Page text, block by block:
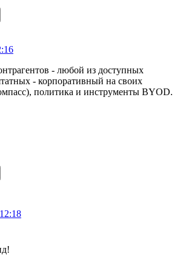
- любой из доступных
- корпоративный на своих
политика и инструменты BYOD.